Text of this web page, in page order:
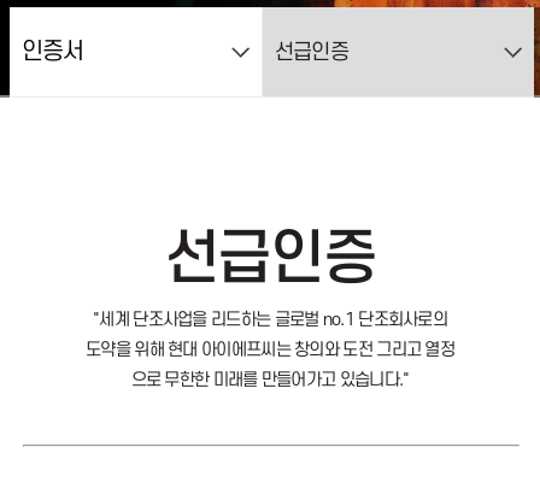
선급인증
"세계 단조사업을 리드하는 글로벌 no.1 단조회사로의
도약을 위해 현대 아이에프씨는 창의와 도전 그리고 열정
으로 무한한 미래를 만들어가고 있습니다."